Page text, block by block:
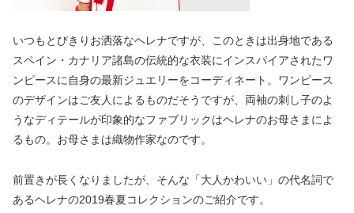
いつもとびきりお洒落なヘレナですが、このときは出身地である
スペイン・カナリア諸島の伝統的な衣装にインスパイアされたワ
ンピースに自身の最新ジュエリーをコーディネート。ワンピース
のデザインはご友人によるものだそうですが、両袖の刺し子のよ
うなディテールが印象的なファブリックはヘレナのお母さまによ
るもの。お母さまは織物作家なのです。
前置きが長くなりましたが、そんな「大人かわいい」の代名詞で
あるヘレナの2019春夏コレクションのご紹介です。